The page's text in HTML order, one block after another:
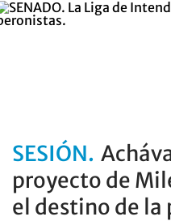
SESIÓN
proyecto de
el destino de